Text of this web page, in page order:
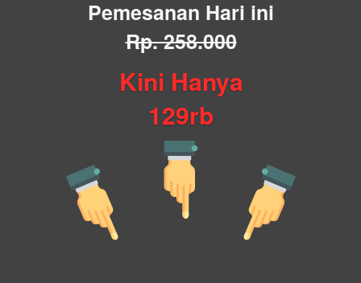
Pemesanan Hari ini
Rp. 258.000
Kini Hanya
129rb